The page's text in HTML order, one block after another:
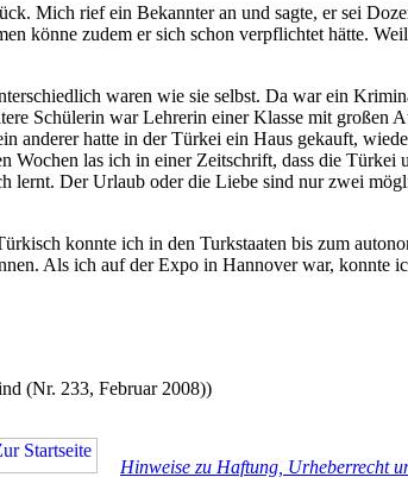
Mich rief ein Bekannter an und sagte, er sei
könne zudem er sich schon verpflichtet hätte.
waren wie sie selbst. Da war ein
Schülerin war Lehrerin einer Klasse mit großen
anderer hatte in der Türkei ein Haus gekauft,
Wochen las ich in einer Zeitschrift, dass die
lernt. Der Urlaub oder die Liebe sind nur zwei
konnte ich in den Turkstaaten bis zum
Als ich auf der Expo in Hannover war,
(Nr. 233, Februar 2008))
Hinweise zu Haftung, Urheberrecht